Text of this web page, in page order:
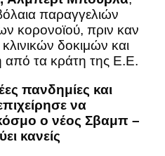
παραγγελιών
κορονοϊού, πριν καν
δοκιμών και
από τα κράτη της Ε.Ε.
πανδημίες και
να
ο νέος Σβαμπ –
κανείς